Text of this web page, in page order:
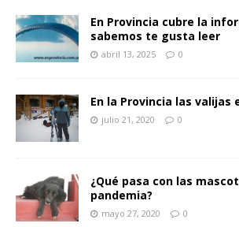
En Provincia cubre la
sabemos te gusta leer
abril 13, 2025 0
En la Provincia las valijas
julio 21, 2020 0
¿Qué pasa con las
pandemia?
mayo 27, 2020 0